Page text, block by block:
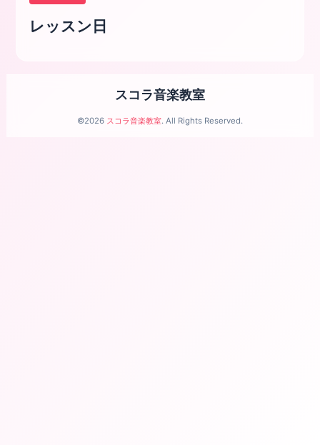
レッスン日
スコラ音楽教室
©2026 スコラ音楽教室. All Rights Reserved.